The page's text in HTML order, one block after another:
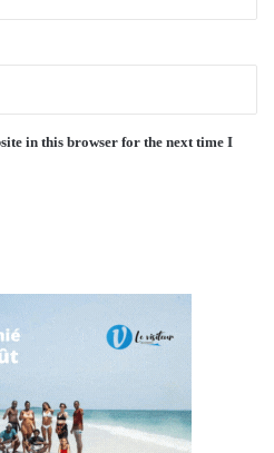
in this browser for the next time I